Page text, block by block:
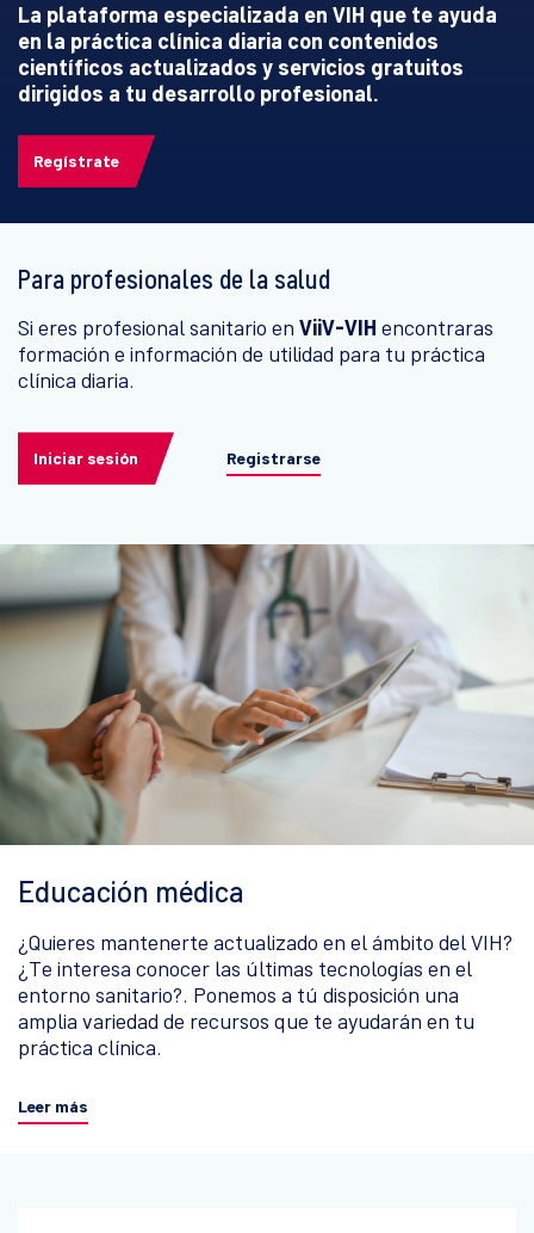
La plataforma especializada en VIH que te ayuda
en la práctica clínica diaria con contenidos
científicos actualizados y servicios gratuitos
dirigidos a tu desarrollo profesional.
Regístrate
Para profesionales de la salud
Si eres profesional sanitario en ViiV-VIH encontraras
formación e información de utilidad para tu práctica
clínica diaria.
Iniciar sesión Registrarse
Educación médica
¿Quieres mantenerte actualizado en el ámbito del VIH?
¿Te interesa conocer las últimas tecnologías en el
entorno sanitario?. Ponemos a tú disposición una
amplia variedad de recursos que te ayudarán en tu
práctica clínica.
Leer más